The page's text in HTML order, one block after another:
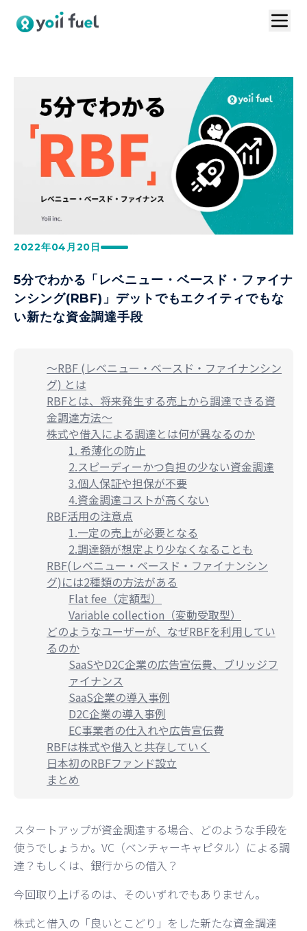
導入事例
VC連携プラン
ログイン
1分で資料請求
2022年04月20日
5分でわかる「レベニュー・ベースド・ファイナ
ンシング(RBF)」デットでもエクイティでもな
い新たな資金調達手段
〜RBF (レベニュー・ベースド・ファイナンシン
グ) とは
RBFとは、将来発生する売上から調達できる資
金調達方法〜
株式や借入による調達とは何が異なるのか
1. 希薄化の防止
2.スピーディーかつ負担の少ない資金調達
3.個人保証や担保が不要
4.資金調達コストが高くない
RBF活用の注意点
1.一定の売上が必要となる
2.調達額が想定より少なくなることも
RBF(レベニュー・ベースド・ファイナンシン
グ)には2種類の方法がある
Flat fee（定額型）
Variable collection（変動受取型）
どのようなユーザーが、なぜRBFを利用してい
るのか
SaaSやD2C企業の広告宣伝費、ブリッジフ
ァイナンス
SaaS企業の導入事例
D2C企業の導入事例
EC事業者の仕入れや広告宣伝費
RBFは株式や借入と共存していく
日本初のRBFファンド設立
まとめ
スタートアップが資金調達する場合、どのような手段を
使うでしょうか。VC（ベンチャーキャピタル）による調
達？もしくは、銀行からの借入？
今回取り上げるのは、そのいずれでもありません。
株式と借入の「良いとこどり」をした新たな資金調達